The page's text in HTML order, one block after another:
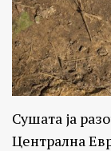
Сушата ја
Централна